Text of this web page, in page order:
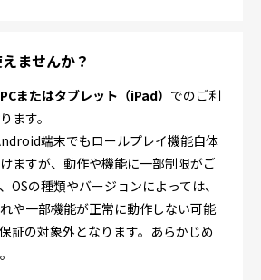
ませんか？
PCまたはタブレット（iPad） でのご利
ます。
端末でもロールプレイ機能自体
ますが、動作や機能に一部制限がご
OSの種類やバージョンによっては、
や一部機能が正常に動作しない可能
証の対象外となります。あらかじめ